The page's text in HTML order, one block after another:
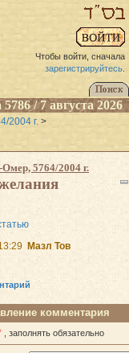
Чтобы войти, сначала
зарегистрируйтесь.
5786 / 7 августа 2026
2004 г. >
5764/2004 г.
Мазл Тов
комментария
, заполнять обязательно